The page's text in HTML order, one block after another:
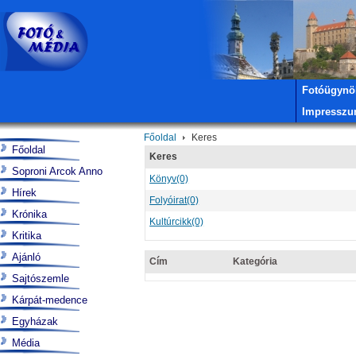
Főoldal
Keres
Keres
Könyv(0)
Folyóirat(0)
Kultúrcikk(0)
Cím Kategória
Főoldal
Soproni Arcok Anno
Hírek
Krónika
Kritika
Ajánló
Sajtószemle
Kárpát-medence
Egyházak
Média